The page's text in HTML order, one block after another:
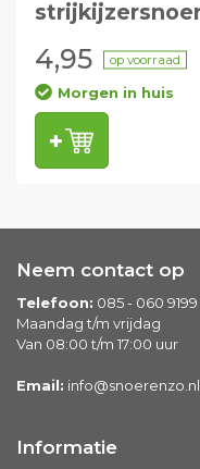
4,95 op voorraad
Morgen in huis
Neem contact op
Telefoon: 085 - 060 9199
Maandag t/m vrijdag
Van 08:00 t/m 17:00 uur
Email: info@snoerenzo.nl
Informatie